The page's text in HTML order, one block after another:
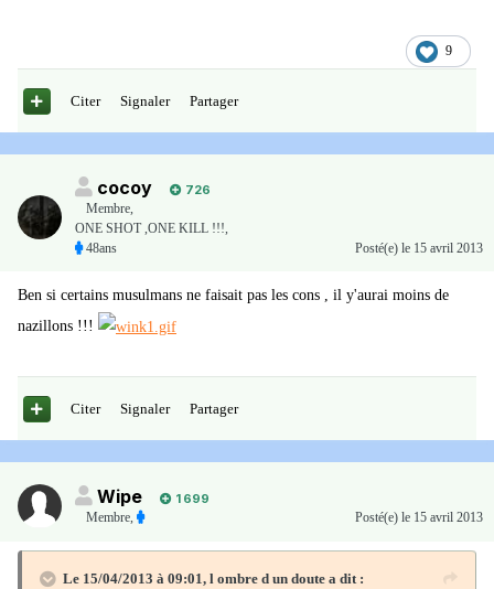
9
Citer Signaler Partager
cocoy
726
Membre,
ONE SHOT ,ONE KILL !!!,
48ans
Posté(e) le 15 avril 2013
Ben si certains musulmans ne faisait pas les cons , il y'aurai moins de
nazillons !!!
Citer Signaler Partager
Wipe
1 699
Membre, Posté(e) le 15 avril 2013
Le 15/04/2013 à 09:01, l ombre d un doute a dit :